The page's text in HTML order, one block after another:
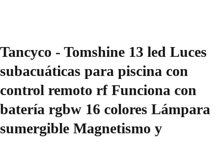
Tancyco - Tomshine 13 led Luces
subacuáticas para piscina con
control remoto rf Funciona con
batería rgbw 16 colores Lámpara
sumergible Magnetismo y